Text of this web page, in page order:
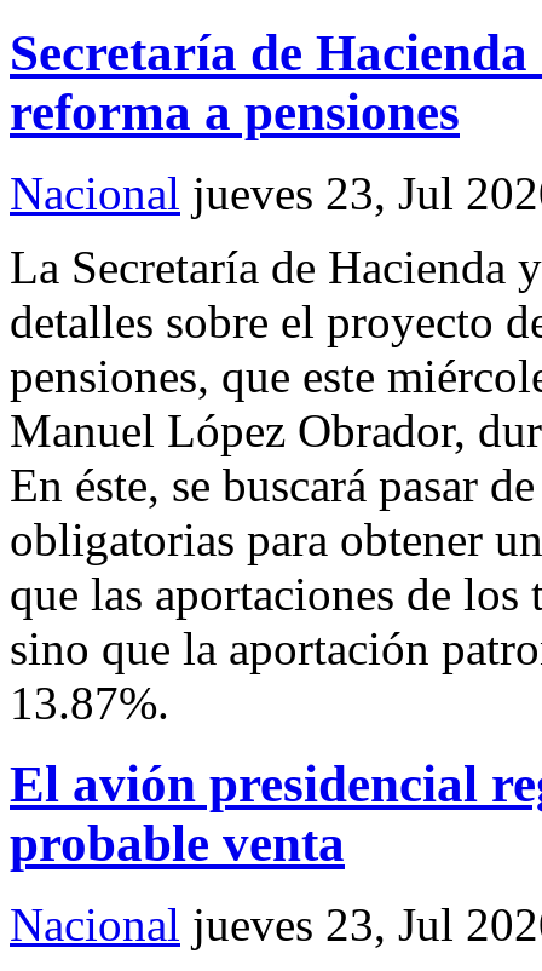
Secretaría de
reforma a pensiones
Nacional jueves 23, Jul
La Secretaría de
detalles sobre el proyecto
pensiones, que este
Manuel López Obrador,
En éste, se buscará pasar
obligatorias para obtener
que las aportaciones de los
sino que la aportación
13.87%.
El avión presidencial
probable venta
Nacional jueves 23, Jul